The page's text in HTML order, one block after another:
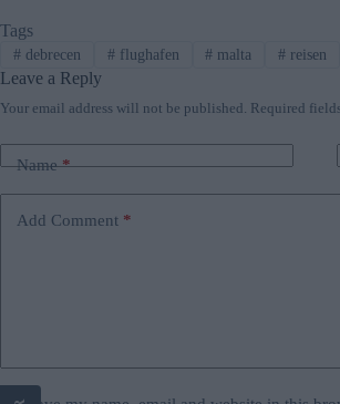
Tags
#debrecen #flughafen # malta # reisen
Leave a Reply
Your email address will not be published. Required
Name*
Add Comment *